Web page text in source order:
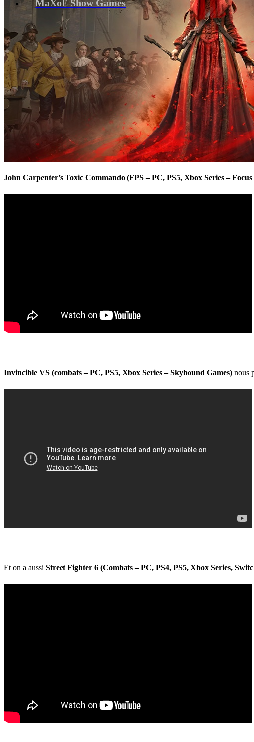
MaXoE Show Games
John Carpenter’s Toxic Commando (FPS – PC, PS5, Xbox Series –
Invincible VS (combats – PC, PS5, Xbox Series – Skybound Games) nous
Et on a aussi Street Fighter 6 (Combats – PC, PS4, PS5, Xbox Series,